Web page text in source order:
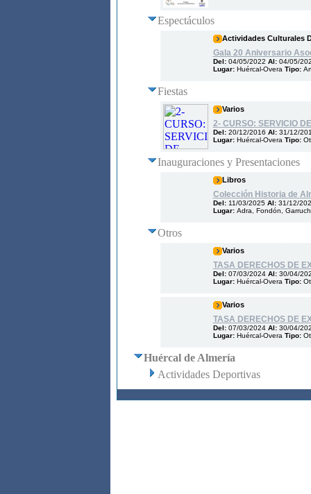
Espectáculos
Actividades Culturales
Gala 20 Aniversario
Del: 04/05/2022 Al: 04/05/
Lugar: Huércal-Overa Tipo:
Fiestas
Varios
2- CURSO: SERVICIO
Del: 20/12/2016 Al: 31/12/
Lugar: Huércal-Overa Tipo:
Inauguraciones y Presentaciones
Libros
Colección Historia de
Del: 11/03/2025 Al: 31/12/
Lugar: Adra, Fondón,
Otros
Varios
TASA DERECHOS DE
Del: 07/03/2024 Al: 30/04/
Lugar: Huércal-Overa Tipo:
Varios
TASA DERECHOS DE
Del: 07/03/2024 Al: 30/04/
Lugar: Huércal-Overa Tipo:
Huércal de Almería
Actividades Deportivas